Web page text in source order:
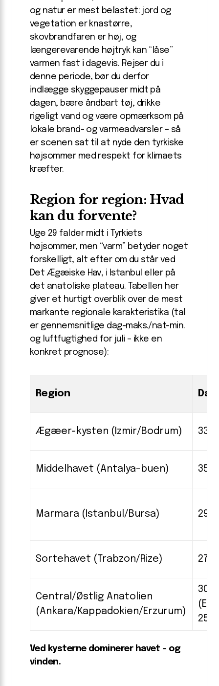
og natur er mest belastet: jord og
vegetation er knastørre,
skovbrandfaren er høj, og
længerevarende højtryk kan “låse”
varmen fast i dagevis. Rejser du i
denne periode, bør du derfor
indlægge skyggepauser midt på
dagen, bære åndbart tøj, drikke
rigeligt vand og være opmærksom på
lokale brand- og varmeadvarsler – så
er scenen sat til at nyde den tyrkiske
højsommer med respekt for klimaets
kræfter.
Region for region: Hvad
kan du forvente?
Uge 29 falder midt i Tyrkiets
højsommer, men “varm” betyder noget
forskelligt, alt efter om du står ved
Det Ægæiske Hav, i Istanbul eller på
det anatoliske plateau. Tabellen her
giver et hurtigt overblik over de mest
markante regionale karakteristika (tal
er gennemsnitlige dag-maks./nat-min.
og luftfugtighed for juli – ikke en
konkret prognose):
Region
Ægæer-kysten (Izmir/Bodrum) 33-
Middelhavet (Antalya-buen) 35-
Marmara (Istanbul/Bursa) 29-
Sortehavet (Trabzon/Rize) 27-
Central/Østlig Anatolien
(Ankara/Kappadokien/Erzurum)
30-
25-
Ved kysterne dominerer havet – og
vinden.